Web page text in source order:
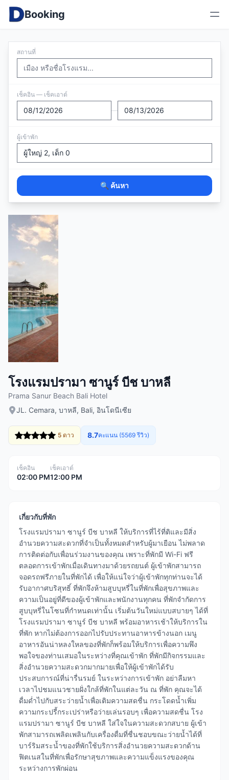
Booking
สถานที่
เช็คอิน — เช็คเอาต์
—
ผู้เข้าพัก
🔍 ค้นหา
โรงแรมปรามา ซานูร์ บีช บาหลี
Prama Sanur Beach Bali Hotel
JL. Cemara, บาหลี, Bali, อินโดนีเซีย
5 ดาว 8.7คะแนน (5569 รีวิว)
เช็คอิน
02:00 PM
เช็คเอาต์
12:00 PM
เกี่ยวกับที่พัก
โรงแรมปรามา ซานูร์ บีช บาหลี ให้บริการที่ไร้ที่ติและมีสิ่ง
อำนวยความสะดวกที่จำเป็นทั้งหมดสำหรับผู้มาเยือน ไม่พลาด
การติดต่อกับเพื่อนร่วมงานของคุณ เพราะที่พักมี Wi-Fi ฟรี
ตลอดการเข้าพักเมื่อเดินทางมาด้วยรถยนต์ ผู้เข้าพักสามารถ
จอดรถฟรีภายในที่พักได้ เพื่อให้แน่ใจว่าผู้เข้าพักทุกท่านจะได้
รับอากาศบริสุทธิ์ ที่พักจึงห้ามสูบบุหรี่ในที่พักเพื่อสุขภาพและ
ความเป็นอยู่ที่ดีของผู้เข้าพักและพนักงานทุกคน ที่พักจำกัดการ
สูบบุหรี่ในโซนที่กำหนดเท่านั้น เริ่มต้นวันใหม่แบบสบายๆ ได้ที่
โรงแรมปรามา ซานูร์ บีช บาหลี พร้อมอาหารเช้าให้บริการใน
ที่พัก หากไม่ต้องการออกไปรับประทานอาหารข้างนอก เมนู
อาหารอันน่าหลงใหลของที่พักก็พร้อมให้บริการเพื่อความพึง
พอใจของท่านเสมอในระหว่างที่คุณเข้าพัก ที่พักมีกิจกรรมและ
สิ่งอำนวยความสะดวกมากมายเพื่อให้ผู้เข้าพักได้รับ
ประสบการณ์ที่น่ารื่นรมย์ ในระหว่างการเข้าพัก อย่าลืมหา
เวลาไปชมแนวชายฝั่งใกล้ที่พักในแต่ละวัน ณ ที่พัก คุณจะได้
ดื่มด่ำไปกับสระว่ายน้ำเพื่อเติมความสดชื่น กระโดดน้ำเพิ่ม
ความกระปรี้กระเปร่าหรือว่ายเล่นรอบๆ เพื่อความสดชื่น โรง
แรมปรามา ซานูร์ บีช บาหลี ใส่ใจในความสะดวกสบาย ผู้เข้า
พักสามารถเพลิดเพลินกับเครื่องดื่มที่ชื่นชอบขณะว่ายน้ำได้ที่
บาร์ริมสระน้ำของที่พักใช้บริการสิ่งอำนวยความสะดวกด้าน
ฟิตเนสในที่พักเพื่อรักษาสุขภาพและความแข็งแรงของคุณ
ระหว่างการพักผ่อน